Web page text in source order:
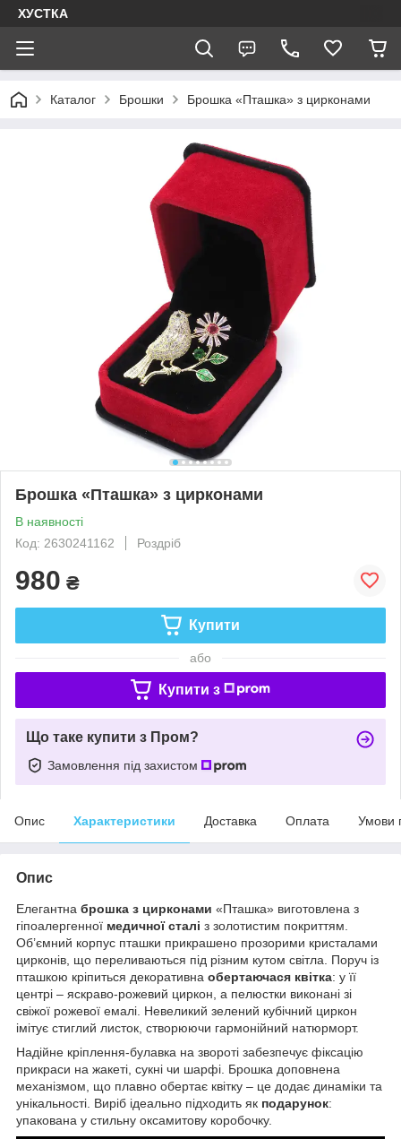
ХУСТКА
Каталог Брошки Брошка «Пташка» з цирконами
Брошка «Пташка» з цирконами
В наявності
Код: 2630241162
Роздріб
980 ₴
Купити
або
Купити з
Що таке купити з Пром?
Замовлення під захистом
Опис Характеристики Доставка Оплата Умови
Опис
Елегантна брошка з цирконами «Пташка» виготовлена з
гіпоалергенної медичної сталі з золотистим покриттям.
Об’ємний корпус пташки прикрашено прозорими кристалами
цирконів, що переливаються під різним кутом світла. Поруч із
пташкою кріпиться декоративна обертаючася квітка: у її
центрі – яскраво-рожевий циркон, а пелюстки виконані зі
свіжої рожевої емалі. Невеликий зелений кубічний циркон
імітує стиглий листок, створюючи гармонійний натюрморт.
Надійне кріплення-булавка на звороті забезпечує фіксацію
прикраси на жакеті, сукні чи шарфі. Брошка доповнена
механізмом, що плавно обертає квітку – це додає динаміки та
унікальності. Виріб ідеально підходить як подарунок:
упакована у стильну оксамитову коробочку.